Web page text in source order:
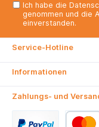
Ich habe die
genommen und die
einverstanden.
Service-Hotline
Informationen
Zahlungs- und